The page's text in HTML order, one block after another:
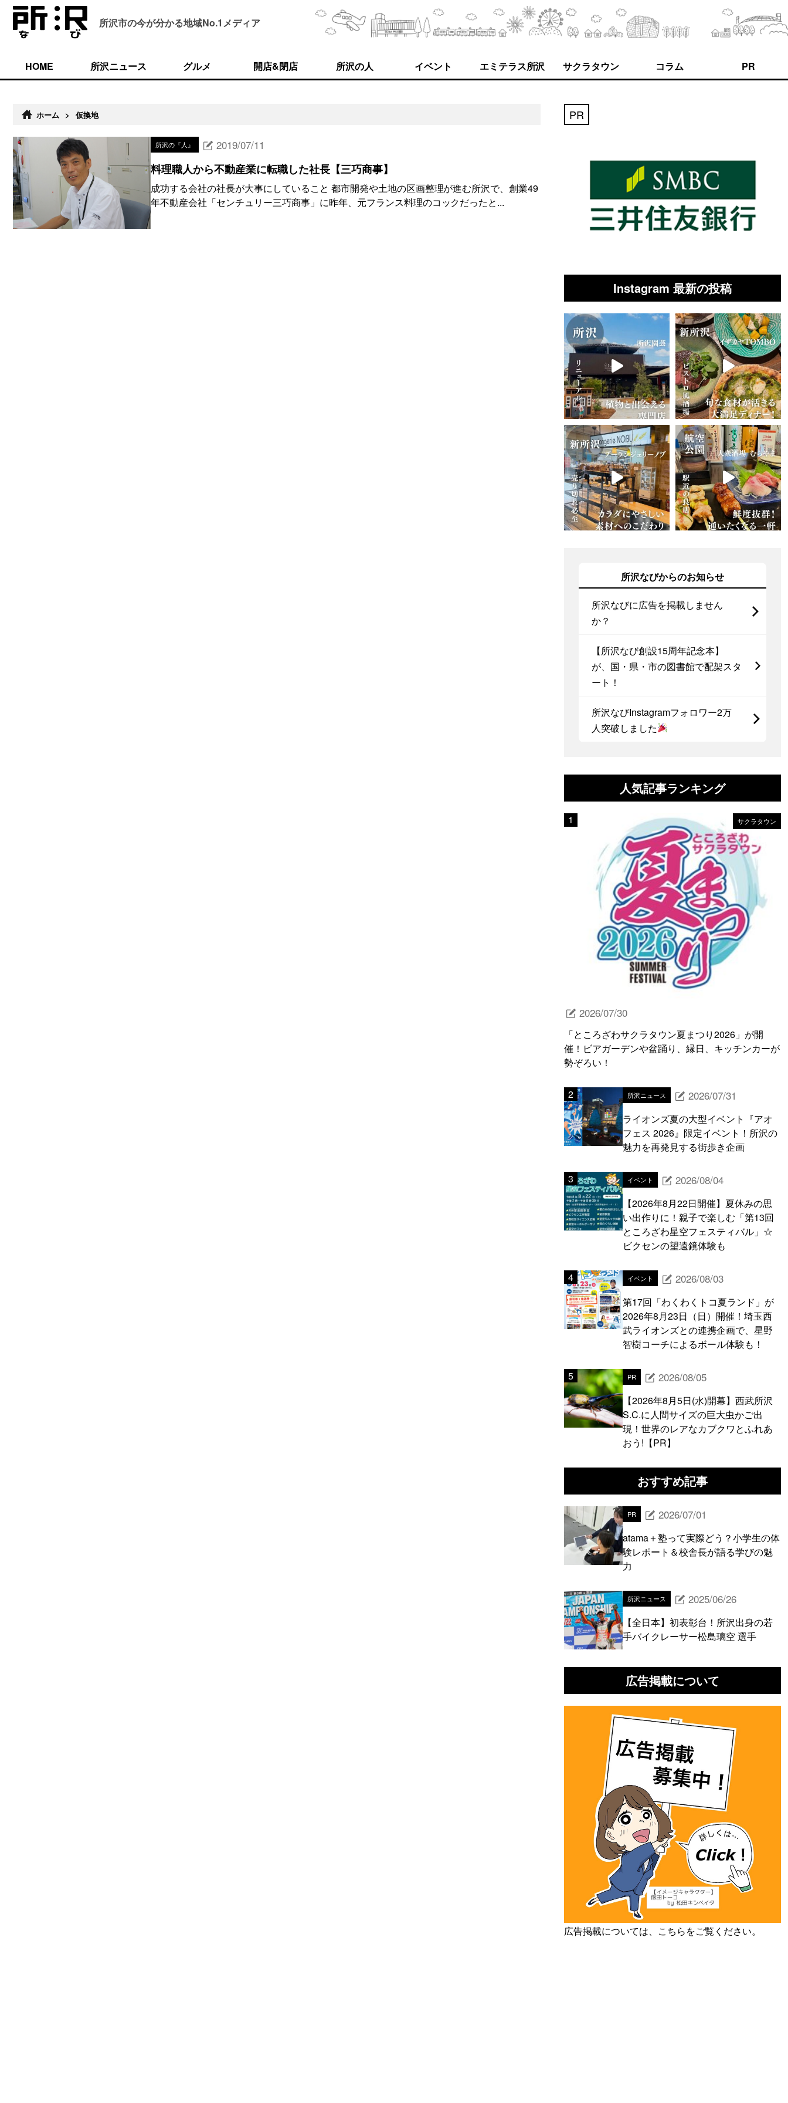
所沢市の今が分かる地域No.1メディア
HOME 所沢ニュース グルメ 開店&閉店 所沢の人 イベント エミテラス所沢 サクラタウン コラム PR
ホーム > 仮換地
所沢の『人』 2019/07/11
料理職人から不動産業に転職した社長【三巧商事】
成功する会社の社長が大事にしていること 都市開発や土地の区画整理が進む所沢で、創業49
年不動産会社「センチュリー三巧商事」に昨年、元フランス料理のコックだったと...
PR
Instagram 最新の投稿
所沢なびからのお知らせ
所沢なびに広告を掲載しません
か？
【所沢なび創設15周年記念本】
が、国・県・市の図書館で配架スタ
ート！
所沢なびInstagramフォロワー2万
人突破しました
人気記事ランキング
サクラタウン
2026/07/30
「ところざわサクラタウン夏まつり2026」が開
催！ビアガーデンや盆踊り、縁日、キッチンカーが
勢ぞろい！
所沢ニュース 2026/07/31
ライオンズ夏の大型イベント『アオ
フェス 2026』限定イベント！所沢の
魅力を再発見する街歩き企画
イベント 2026/08/04
【2026年8月22日開催】夏休みの思
い出作りに！親子で楽しむ「第13回
ところざわ星空フェスティバル」☆
ビクセンの望遠鏡体験も
イベント 2026/08/03
第17回「わくわくトコ夏ランド」が
2026年8月23日（日）開催！埼玉西
武ライオンズとの連携企画で、星野
智樹コーチによるボール体験も！
PR 2026/08/05
【2026年8月5日(水)開幕】西武所沢
S.C.に人間サイズの巨大虫かご出
現！世界のレアなカブクワとふれあ
おう!【PR】
おすすめ記事
PR 2026/07/01
atama＋塾って実際どう？小学生の体
験レポート＆校舎長が語る学びの魅
力
所沢ニュース 2025/06/26
【全日本】初表彰台！所沢出身の若
手バイクレーサー松島璃空 選手
広告掲載について
広告掲載については、こちらをご覧ください。